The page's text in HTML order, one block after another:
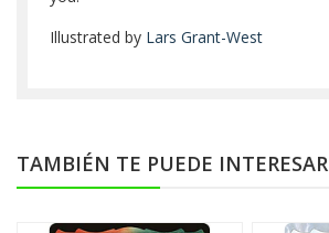
Illustrated by Lars Grant-West
TAMBIÉN TE PUEDE INTERESAR